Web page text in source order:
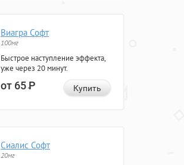
Виагра Софт
100мг
Быстрое наступление эффекта,
уже через 20 минут.
от 65Р Купить
Сиалис Софт
20мг